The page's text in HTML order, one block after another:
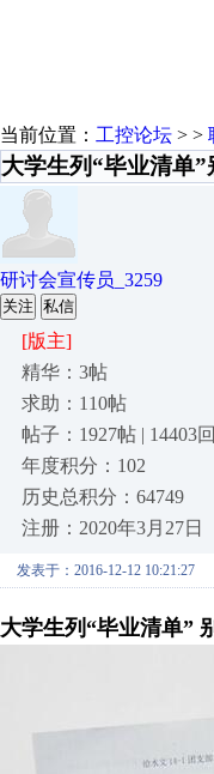
当前位置： 工控论坛 > >
大学生列“毕业清单
研讨会宣传员_3259
关注 私信
[版主]
精华：3帖
求助：110帖
帖子：1927帖 | 14403回
年度积分：102
历史总积分：64749
注册：2020年3月27日
发表于：2016-12-12 10:21:27
大学生列“毕业清单”